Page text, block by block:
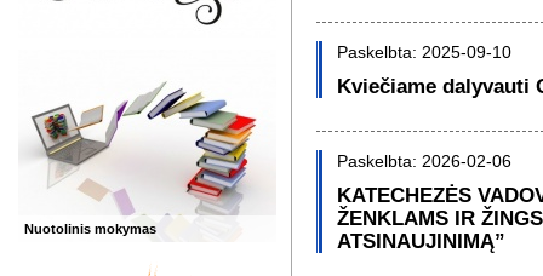
Nuotolinis mokymas
Paskelbta: 2025-09-10
Kviečiame dalyvauti
Paskelbta: 2026-02-06
KATECHEZĖS
ŽENKLAMS IR
ATSINAUJINIMĄ”